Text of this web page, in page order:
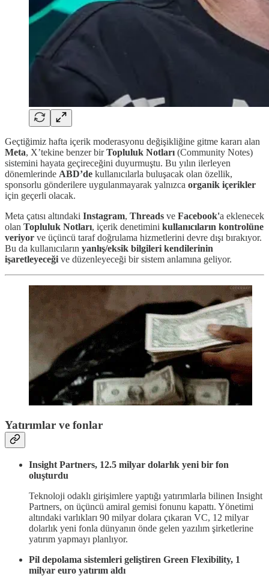
Geçtiğimiz hafta içerik moderasyonu değişikliğine gitme kararı alan
Meta, X’tekine benzer birTopluluk Notları (Community Notes)
sistemini hayata geçireceğini duyurmuştu. Bu yılın ilerleyen
dönemlerinde ABD’de kullanıcılarla buluşacak olan özellik,
sponsorlu gönderilere uygulanmayarak yalnızca organik içerikler
için geçerli olacak.
Meta çatısı altındaki Instagram, Threads ve Facebook'a eklenecek
olan Topluluk Notları, içerik denetimini kullanıcıların kontrolüne
veriyor ve üçüncü taraf doğrulama hizmetlerini devre dışı bırakıyor.
Bu da kullanıcıların yanlış/eksik bilgileri kendilerinin
işaretleyeceği ve düzenleyeceği bir sistem anlamına geliyor.
Yatırımlar ve fonlar
Insight Partners, 12.5 milyar dolarlık yeni bir fon
oluşturdu
Teknoloji odaklı girişimlere yaptığı yatırımlarla bilinen Insight
Partners, on üçüncü amiral gemisi fonunu kapattı. Yönetimi
altındaki varlıkları 90 milyar dolara çıkaran VC, 12 milyar
dolarlık yeni fonla dünyanın önde gelen yazılım şirketlerine
yatırım yapmayı planlıyor.
Pil depolama sistemleri geliştiren Green Flexibility, 1
milyar euro yatırım aldı